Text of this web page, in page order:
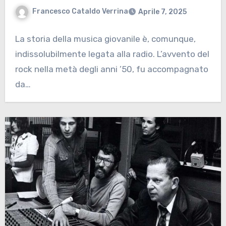
Francesco Cataldo Verrina Aprile 7, 2025
La storia della musica giovanile è, comunque,
indissolubilmente legata alla radio. L’avvento del
rock nella metà degli anni ’50, fu accompagnato
da…